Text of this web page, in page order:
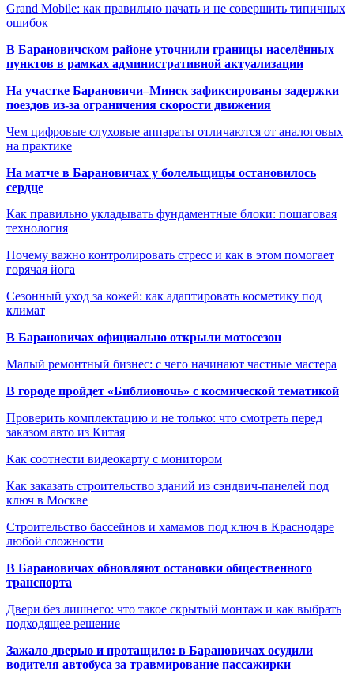
Grand Mobile: как правильно начать и не совершить типичных
ошибок
В Барановичском районе уточнили границы населённых
пунктов в рамках административной актуализации
На участке Барановичи–Минск зафиксированы задержки
поездов из-за ограничения скорости движения
Чем цифровые слуховые аппараты отличаются от аналоговых
на практике
На матче в Барановичах у болельщицы остановилось
сердце
Как правильно укладывать фундаментные блоки: пошаговая
технология
Почему важно контролировать стресс и как в этом помогает
горячая йога
Сезонный уход за кожей: как адаптировать косметику под
климат
В Барановичах официально открыли мотосезон
Малый ремонтный бизнес: с чего начинают частные мастера
В городе пройдет «Библионочь» с космической тематикой
Проверить комплектацию и не только: что смотреть перед
заказом авто из Китая
Как соотнести видеокарту с монитором
Как заказать строительство зданий из сэндвич-панелей под
ключ в Москве
Строительство бассейнов и хамамов под ключ в Краснодаре
любой сложности
В Барановичах обновляют остановки общественного
транспорта
Двери без лишнего: что такое скрытый монтаж и как выбрать
подходящее решение
Зажало дверью и протащило: в Барановичах осудили
водителя автобуса за травмирование пассажирки